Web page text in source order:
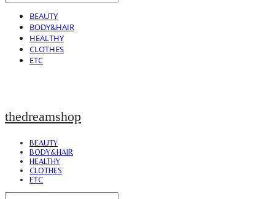
BEAUTY
BODY&HAIR
HEALTHY
CLOTHES
ETC
thedreamshop
BEAUTY
BODY&HAIR
HEALTHY
CLOTHES
ETC